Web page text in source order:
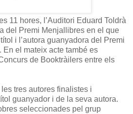
11 hores, l’Auditori Eduard Toldrà
del Premi Menjallibres en el que
i l’autora guanyadora del Premi
el mateix acte també es
de Booktràilers entre els
tres autores finalistes i
guanyador i de la seva autora.
seleccionades pel grup